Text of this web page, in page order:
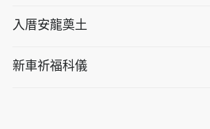
入厝安龍奠土
新車祈福科儀